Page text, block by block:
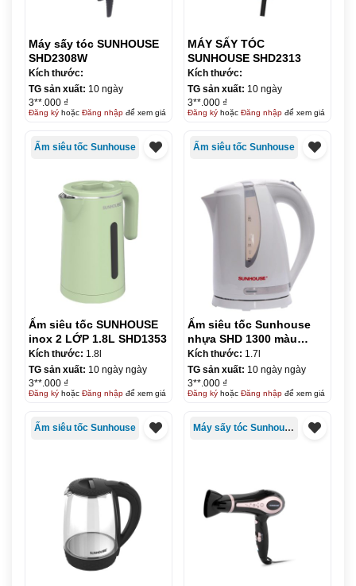
Máy sấy tóc SUNHOUSE
SHD2308W
Kích thước:
TG sản xuất: 10 ngày
3**.000 ₫
Đăng kýhoặc Đăng nhậpđể xem giá
MÁY SẤY TÓC
SUNHOUSE SHD2313
Kích thước:
TG sản xuất: 10 ngày
3**.000 ₫
Đăng kýhoặc Đăng nhậpđể xem giá
Ấm siêu tốc Sunhouse
Ấm siêu tốc SUNHOUSE
inox 2 LỚP 1.8L SHD1353
Kích thước: 1.8l
TG sản xuất: 10 ngày ngày
3**.000 ₫
Đăng kýhoặc Đăng nhậpđể xem giá
Ấm siêu tốc Sunhouse
Ấm siêu tốc Sunhouse
nhựa SHD 1300 màu
trắng
Kích thước: 1.7l
TG sản xuất: 10 ngày ngày
3**.000 ₫
Đăng kýhoặc Đăng nhậpđể xem giá
Ấm siêu tốc Sunhouse Máy sấy tóc Sunhouse